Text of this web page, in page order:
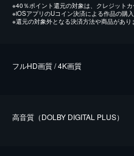
※40％ポイント還元の対象は、クレジット
※iOSアプリのUコイン決済による作品の購
※還元の対象外となる決済方法や商品があり
フルHD画質 / 4K画質
⾼⾳質（DOLBY DIGITAL PLUS）